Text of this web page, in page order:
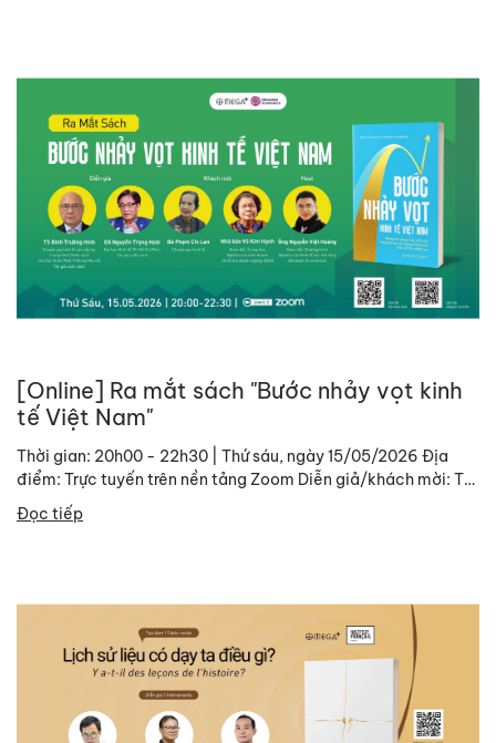
[Online] Ra mắt sách "Bước nhảy vọt kinh
tế Việt Nam"
Thời gian: 20h00 - 22h30 | Thứ sáu, ngày 15/05/2026 Địa
điểm: Trực tuyến trên nền tảng Zoom Diễn giả/khách mời: TS.
Đinh Trường Hinh, Chuyên gia kinh tế cao...
Đọc tiếp